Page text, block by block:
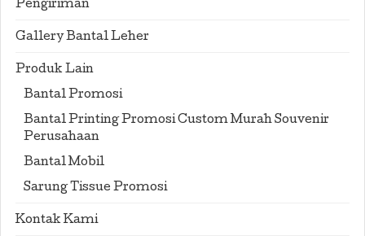
Pengiriman
Gallery Bantal Leher
Produk Lain
Bantal Promosi
Bantal Printing Promosi Custom Murah Souvenir
Perusahaan
Bantal Mobil
Sarung Tissue Promosi
Kontak Kami